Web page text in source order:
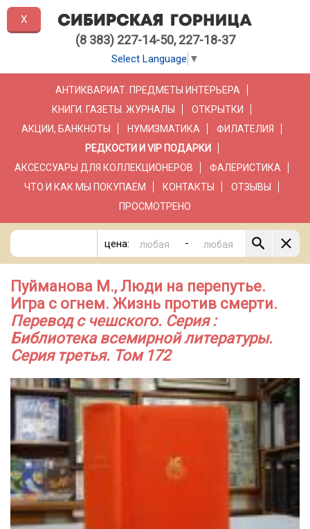
(8 383) 227-14-50, 227-18-37
Select Language ▼
АНТИКВАРИАТ. ПРЕДМЕТЫ ИНТЕРЬЕРА
КНИГИ. ГАЗЕТЫ. ЖУРНАЛЫ
ОТКРЫТКИ
АКЦИИ, БАНКНОТЫ
НУМИЗМАТИКА
ФИЛАТЕЛИЯ
РЕДКОСТИ И VIP ПОДАРКИ
АКСЕССУАРЫ ДЛЯ КОЛЛЕКЦИОНЕРОВ
ФАЛЕРИСТИКА
ЧТО И КАК МЫ ПОКУПАЕМ
КОНТАКТЫ
ОТЗЫВЫ
ПРОСМОТРЕНО
цена: -
Пуйманова М., Люди на перепутье.
Игра с огнем. Жизнь против смерти.
Перевод с чешского. Серия :
Библиотека всемирной литературы.
Серия третья. Том 172
X